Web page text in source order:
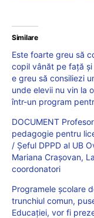
Similare
Este foarte greu să
copil vânăt pe față
e greu să consiliezi
unde elevii nu vin la
într-un program
DOCUMENT
pedagogie pentru
/ Șeful DPPD al UB
Mariana Crașovan,
coordonatori
Programele școlare
trunchiul comun,
Educației, vor fi